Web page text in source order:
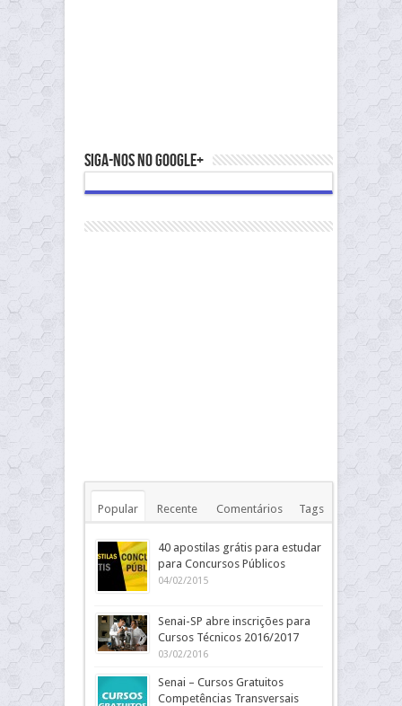
Siga-nos no Google+
Popular Recente Comentários Tags
40 apostilas grátis para estudar
para Concursos Públicos
04/02/2015
Senai-SP abre inscrições para
Cursos Técnicos 2016/2017
03/02/2016
Senai – Cursos Gratuitos
Competências Transversais